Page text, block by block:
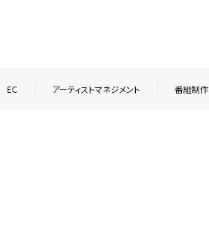
EC アーティストマネジメント 番組制作